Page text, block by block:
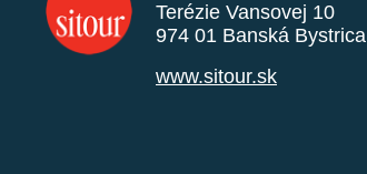
Terézie Vansovej 10
974 01 Banská Bystrica
www.sitour.sk